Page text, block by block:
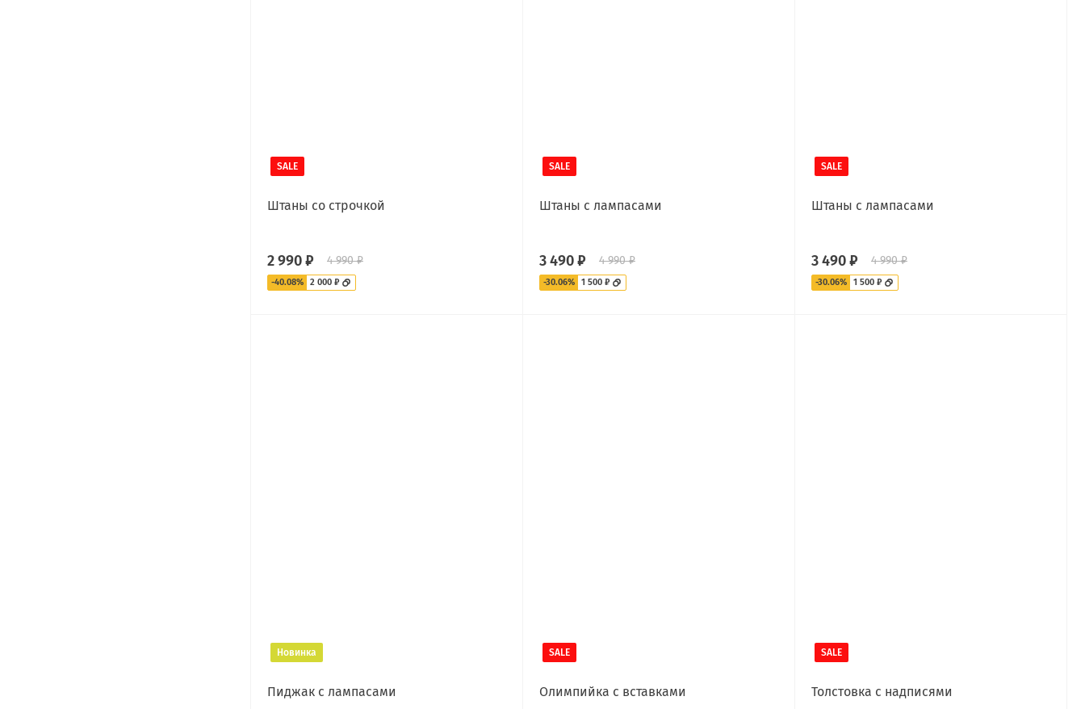
SALE
Штаны со строчкой
2 990 ₽ 4 990 ₽
-40.08% 2 000 ₽
SALE
Штаны с лампасами
3 490 ₽ 4 990 ₽
-30.06% 1 500 ₽
SALE
Штаны с лампасами
3 490 ₽ 4 990 ₽
-30.06% 1 500 ₽
Новинка
Пиджак с лампасами
SALE
Олимпийка с вставками
SALE
Толстовка с надписями